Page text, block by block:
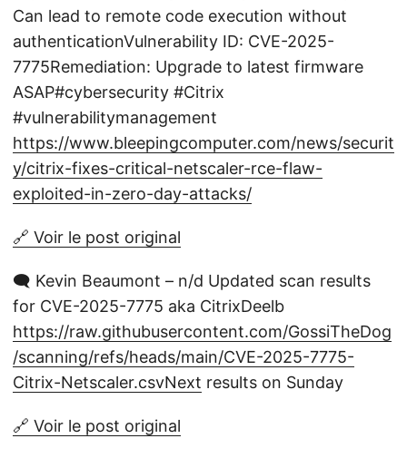
Can lead to remote code execution without
authenticationVulnerability ID: CVE-2025-
7775Remediation: Upgrade to latest firmware
ASAP#cybersecurity #Citrix
#vulnerabilitymanagement
https://www.bleepingcomputer.com/news/securit
y/citrix-fixes-critical-netscaler-rce-flaw-
exploited-in-zero-day-attacks/
🔗 Voir le post original
🗨️ Kevin Beaumont – n/d Updated scan results
for CVE-2025-7775 aka CitrixDeelb
https://raw.githubusercontent.com/GossiTheDog
/scanning/refs/heads/main/CVE-2025-7775-
Citrix-Netscaler.csvNext results on Sunday
🔗 Voir le post original